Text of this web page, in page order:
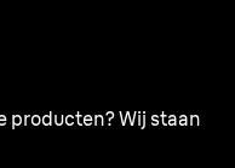
producten? Wij staan